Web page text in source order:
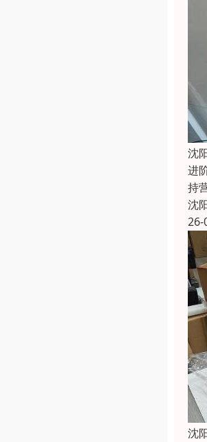
沈
进
持
沈
26-
沈